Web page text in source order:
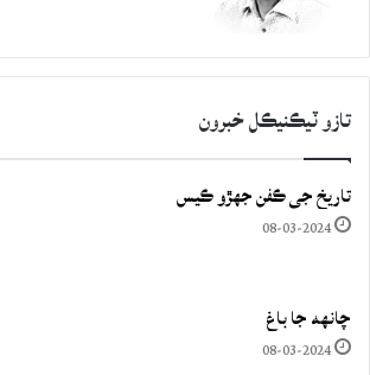
تازو ٽيڪنيڪل خبرون
تاريخ جي ڪفن جھڙو ڪيس
08-03-2024
چانهه جا باغ
08-03-2024